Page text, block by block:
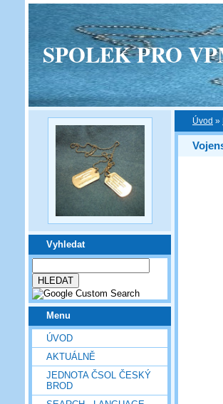
SPOLEK PRO
Vyhledat
Menu
ÚVOD
AKTUÁLNĚ
JEDNOTA ČSOL ČESKÝ
BROD
Úvod »